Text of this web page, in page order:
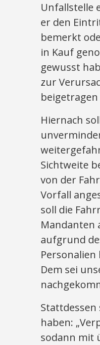
Unfallstelle
er den
bemerkt
in Kauf
gewusst
zur
Hiernach
Sichtweite
von der
Vorfall
soll die
Mandanten
aufgrund
Dem sei
Stattdessen
haben:
sodann mit